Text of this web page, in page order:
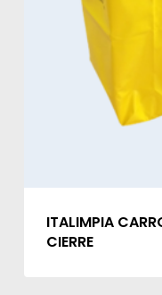
ITALIMPIA
CIERRE